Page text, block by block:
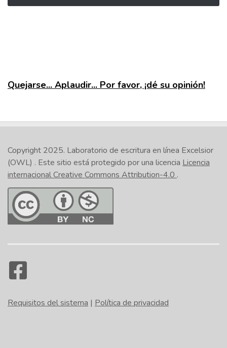
Quejarse... Aplaudir... Por favor, ¡dé su opinión!
Copyright 2025. Laboratorio de escritura en línea Excelsior
(OWL) . Este sitio está protegido por una licencia Licencia
internacional Creative Commons Attribution-4.0 .
Requisitos del sistema | Política de privacidad